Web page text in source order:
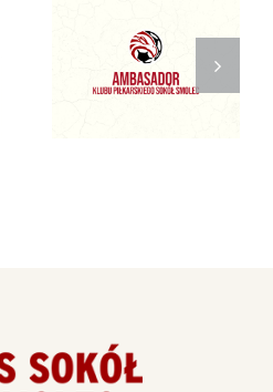
Zostań
ambasadorem
Sokoła Smolec!